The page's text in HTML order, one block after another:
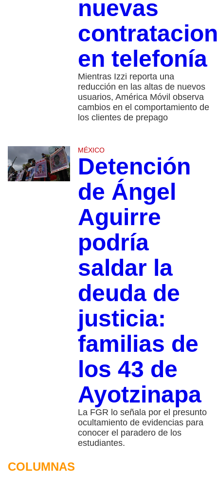
nuevas
en telefonía
Mientras Izzi reporta una
reducción en las altas de nuevos
usuarios, América Móvil observa
cambios en el comportamiento de
los clientes de prepago
MÉXICO
Detención
de Ángel
Aguirre
podría
saldar la
deuda de
justicia:
familias de
los 43 de
Ayotzinapa
La FGR lo señala por el presunto
ocultamiento de evidencias para
conocer el paradero de los
estudiantes.
COLUMNAS